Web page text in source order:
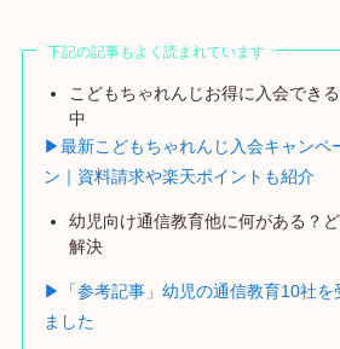
下記の記事もよく読まれています
こどもちゃれんじお得に入会でき
中
▶最新こどもちゃれんじ入会キャンペ
ン｜資料請求や楽天ポイントも紹介
幼児向け通信教育他に何がある？
解決
▶「参考記事」幼児の通信教育10社を
ました